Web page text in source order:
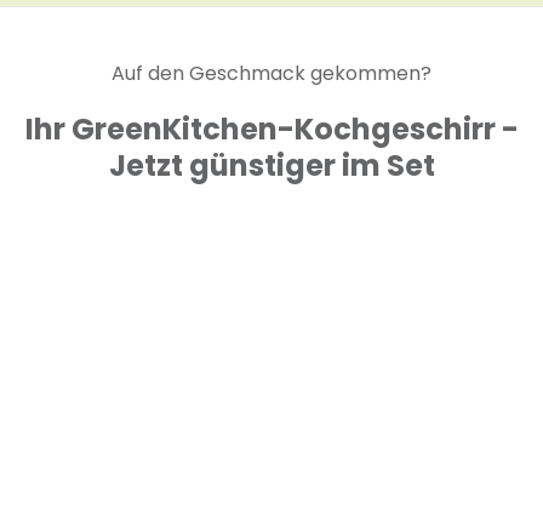
Auf den Geschmack gekommen?
Ihr GreenKitchen-Kochgeschirr -
Jetzt günstiger im Set